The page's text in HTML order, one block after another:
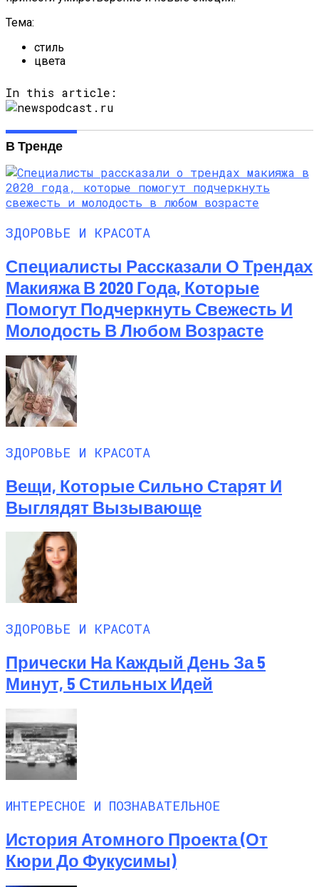
Тема:
стиль
цвета
In this article:
В Тренде
ЗДОРОВЬЕ И КРАСОТА
Специалисты Рассказали О Трендах
Макияжа В 2020 Года, Которые
Помогут Подчеркнуть Свежесть И
Молодость В Любом Возрасте
ЗДОРОВЬЕ И КРАСОТА
Вещи, Которые Сильно Старят И
Выглядят Вызывающе
ЗДОРОВЬЕ И КРАСОТА
Прически На Каждый День За 5
Минут, 5 Стильных Идей
ИНТЕРЕСНОЕ И ПОЗНАВАТЕЛЬНОЕ
История Атомного Проекта (от
Кюри До Фукусимы)